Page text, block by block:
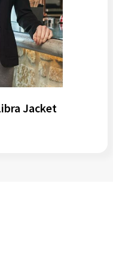
Jacket